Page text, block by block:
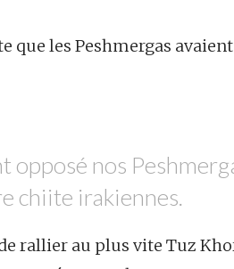
que les Peshmergas
nos
chiite irakiennes.
rallier au plus vite Tuz